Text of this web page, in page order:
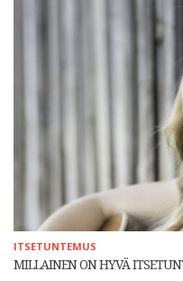
ITSETUNTEMUS
MILLAINEN ON HYVÄ